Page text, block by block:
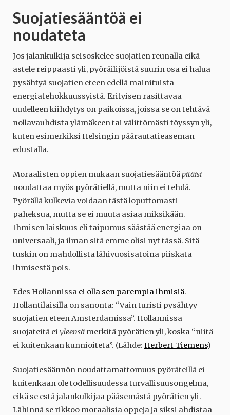
Suojatiesääntöä ei
noudateta
Jos jalankulkija seisoskelee suojatien reunalla eikä
astele reippaasti yli, pyöräilijöistä suurin osa ei halua
pysähtyä suojatien eteen edellä mainituista
energiatehokkuussyistä. Erityisen rasittavaa
uudelleen kiihdytys on paikoissa, joissa se on tehtävä
nollavauhdista ylämäkeen tai välittömästi töyssyn yli,
kuten esimerkiksi Helsingin päärautatieaseman
edustalla.
Moraalisten oppien mukaan suojatiesääntöäpitäisi
noudattaa myös pyörätiellä, mutta niin ei tehdä.
Pyörällä kulkevia voidaan tästä loputtomasti
paheksua, mutta se ei muuta asiaa miksikään.
Ihmisen laiskuus eli taipumus säästää energiaa on
universaali, ja ilman sitä emme olisi nyt tässä. Sitä
tuskin on mahdollista lähivuosisatoina piiskata
ihmisestä pois.
Edes Hollannissa ei olla sen parempia ihmisiä.
Hollantilaisilla on sanonta: “Vain turisti pysähtyy
suojatien eteen Amsterdamissa”. Hollannissa
suojateitä ei yleensä merkitä pyörätien yli, koska “niitä
ei kuitenkaan kunnioiteta”. (Lähde: Herbert Tiemens)
Suojatiesäännön noudattamattomuus pyöräteillä ei
kuitenkaan ole todellisuudessa turvallisuusongelma,
eikä se estä jalankulkijaa pääsemästä pyörätien yli.
Lähinnä se rikkoo moraalisia oppeja ja siksi ahdistaa